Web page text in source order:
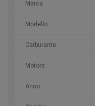
Marca
Modello
Carburante
Motore
Anno